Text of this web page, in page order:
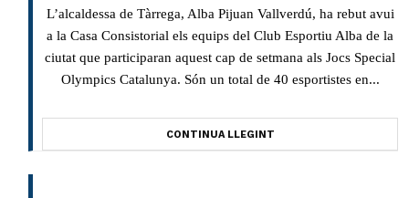
L’alcaldessa de Tàrrega, Alba Pijuan Vallverdú, ha rebut avui
a la Casa Consistorial els equips del Club Esportiu Alba de la
ciutat que participaran aquest cap de setmana als Jocs Special
Olympics Catalunya. Són un total de 40 esportistes en...
CONTINUA LLEGINT